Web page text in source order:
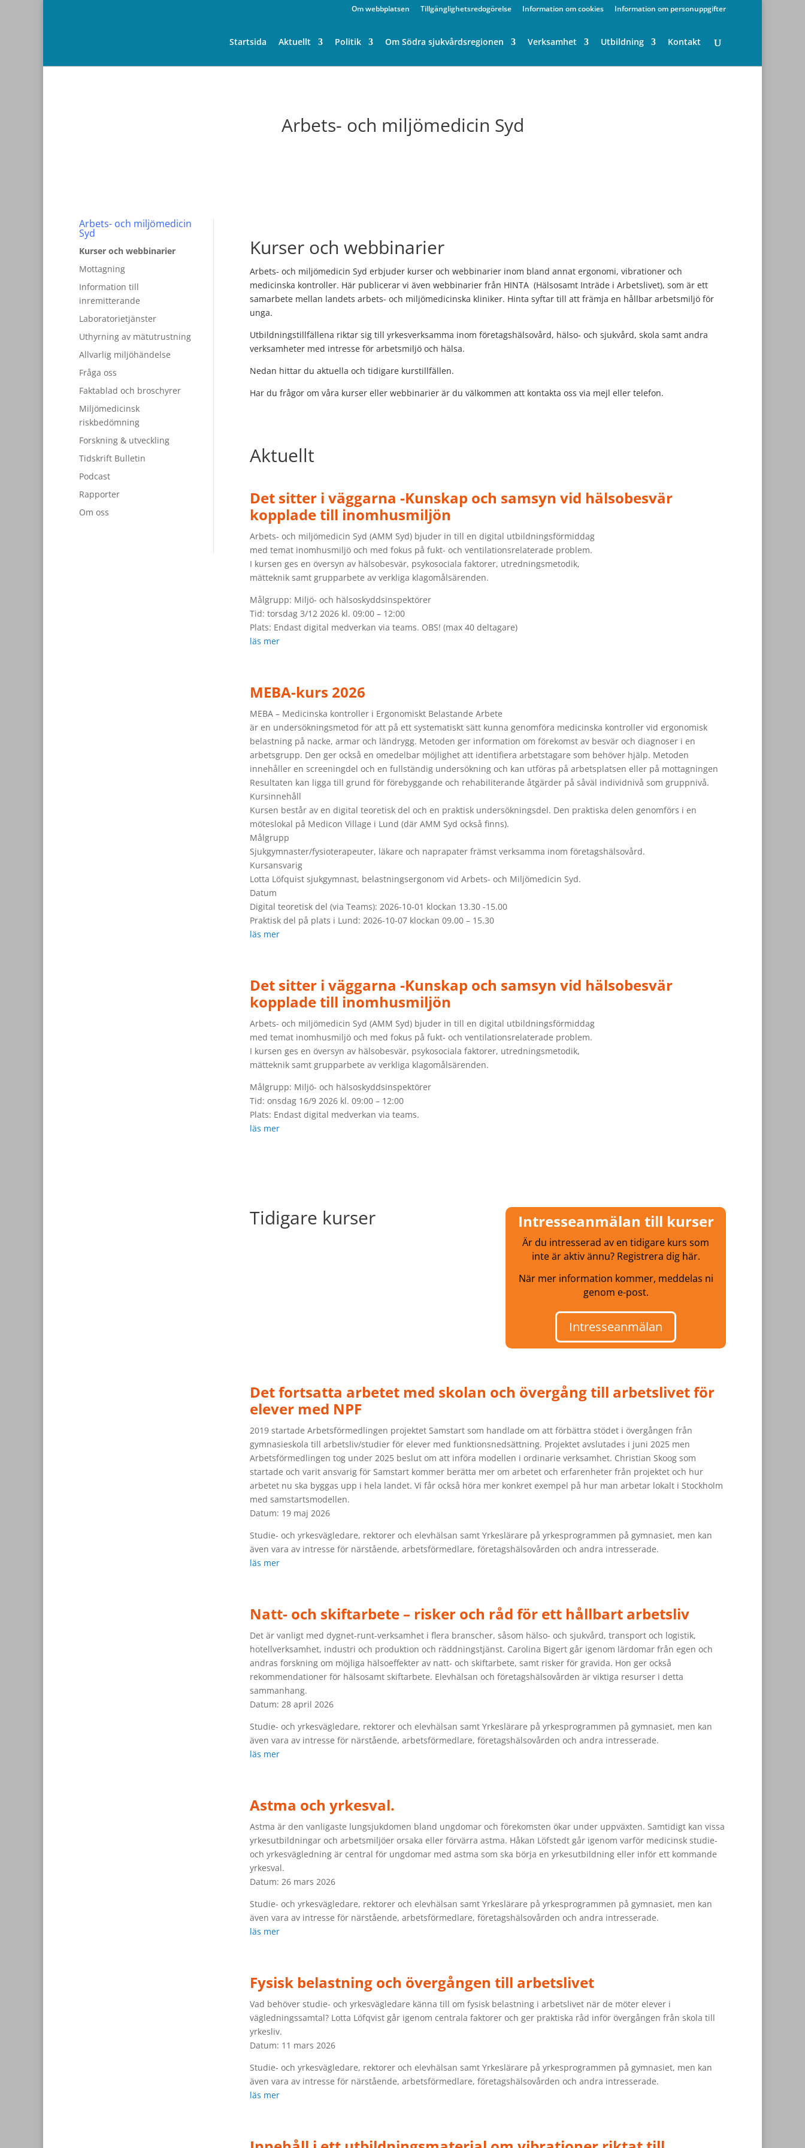
Om webbplatsen Tillgänglighetsredogörelse Information om cookies Information om personuppgifter
Startsida Aktuellt Politik Om Södra sjukvårdsregionen Verksamhet Utbildning Kontakt
Arbets- och miljömedicin Syd
Arbets- och miljömedicin
Syd
Kurser och webbinarier
Mottagning
Information till
inremitterande
Laboratorietjänster
Uthyrning av mätutrustning
Allvarlig miljöhändelse
Fråga oss
Faktablad och broschyrer
Miljömedicinsk
riskbedömning
Forskning & utveckling
Tidskrift Bulletin
Podcast
Rapporter
Om oss
Kurser och webbinarier
Arbets- och miljömedicin Syd erbjuder kurser och webbinarier inom bland annat ergonomi, vibrationer och
medicinska kontroller. Här publicerar vi även webbinarier från HINTA (Hälsosamt Inträde i Arbetslivet), som är ett
samarbete mellan landets arbets- och miljömedicinska kliniker. Hinta syftar till att främja en hållbar arbetsmiljö för
unga.
Utbildningstillfällena riktar sig till yrkesverksamma inom företagshälsovård, hälso- och sjukvård, skola samt andra
verksamheter med intresse för arbetsmiljö och hälsa.
Nedan hittar du aktuella och tidigare kurstillfällen.
Har du frågor om våra kurser eller webbinarier är du välkommen att kontakta oss via mejl eller telefon.
Aktuellt
Det sitter i väggarna -Kunskap och samsyn vid hälsobesvär
kopplade till inomhusmiljön
Arbets- och miljömedicin Syd (AMM Syd) bjuder in till en digital utbildningsförmiddag
med temat inomhusmiljö och med fokus på fukt- och ventilationsrelaterade problem.
I kursen ges en översyn av hälsobesvär, psykosociala faktorer, utredningsmetodik,
mätteknik samt grupparbete av verkliga klagomålsärenden.
Målgrupp: Miljö- och hälsoskyddsinspektörer
Tid: torsdag 3/12 2026 kl. 09:00 – 12:00
Plats: Endast digital medverkan via teams. OBS! (max 40 deltagare)
läs mer
MEBA-kurs 2026
MEBA – Medicinska kontroller i Ergonomiskt Belastande Arbete
är en undersökningsmetod för att på ett systematiskt sätt kunna genomföra medicinska kontroller vid ergonomisk
belastning på nacke, armar och ländrygg. Metoden ger information om förekomst av besvär och diagnoser i en
arbetsgrupp. Den ger också en omedelbar möjlighet att identifiera arbetstagare som behöver hjälp. Metoden
innehåller en screeningdel och en fullständig undersökning och kan utföras på arbetsplatsen eller på mottagningen
Resultaten kan ligga till grund för förebyggande och rehabiliterande åtgärder på såväl individnivå som gruppnivå.
Kursinnehåll
Kursen består av en digital teoretisk del och en praktisk undersökningsdel. Den praktiska delen genomförs i en
möteslokal på Medicon Village i Lund (där AMM Syd också finns).
Målgrupp
Sjukgymnaster/fysioterapeuter, läkare och naprapater främst verksamma inom företagshälsovård.
Kursansvarig
Lotta Löfquist sjukgymnast, belastningsergonom vid Arbets- och Miljömedicin Syd.
Datum
Digital teoretisk del (via Teams): 2026-10-01 klockan 13.30 -15.00
Praktisk del på plats i Lund: 2026-10-07 klockan 09.00 – 15.30
läs mer
Det sitter i väggarna -Kunskap och samsyn vid hälsobesvär
kopplade till inomhusmiljön
Arbets- och miljömedicin Syd (AMM Syd) bjuder in till en digital utbildningsförmiddag
med temat inomhusmiljö och med fokus på fukt- och ventilationsrelaterade problem.
I kursen ges en översyn av hälsobesvär, psykosociala faktorer, utredningsmetodik,
mätteknik samt grupparbete av verkliga klagomålsärenden.
Målgrupp: Miljö- och hälsoskyddsinspektörer
Tid: onsdag 16/9 2026 kl. 09:00 – 12:00
Plats: Endast digital medverkan via teams.
läs mer
Tidigare kurser Intresseanmälan till kurser
Är du intresserad av en tidigare kurs som
inte är aktiv ännu? Registrera dig här.
När mer information kommer, meddelas ni
genom e-post.
Intresseanmälan
Det fortsatta arbetet med skolan och övergång till arbetslivet för
elever med NPF
2019 startade Arbetsförmedlingen projektet Samstart som handlade om att förbättra stödet i övergången från
gymnasieskola till arbetsliv/studier för elever med funktionsnedsättning. Projektet avslutades i juni 2025 men
Arbetsförmedlingen tog under 2025 beslut om att införa modellen i ordinarie verksamhet. Christian Skoog som
startade och varit ansvarig för Samstart kommer berätta mer om arbetet och erfarenheter från projektet och hur
arbetet nu ska byggas upp i hela landet. Vi får också höra mer konkret exempel på hur man arbetar lokalt i Stockholm
med samstartsmodellen.
Datum: 19 maj 2026
Studie- och yrkesvägledare, rektorer och elevhälsan samt Yrkeslärare på yrkesprogrammen på gymnasiet, men kan
även vara av intresse för närstående, arbetsförmedlare, företagshälsovården och andra intresserade.
läs mer
Natt- och skiftarbete – risker och råd för ett hållbart arbetsliv
Det är vanligt med dygnet-runt-verksamhet i flera branscher, såsom hälso- och sjukvård, transport och logistik,
hotellverksamhet, industri och produktion och räddningstjänst. Carolina Bigert går igenom lärdomar från egen och
andras forskning om möjliga hälsoeffekter av natt- och skiftarbete, samt risker för gravida. Hon ger också
rekommendationer för hälsosamt skiftarbete. Elevhälsan och företagshälsovården är viktiga resurser i detta
sammanhang.
Datum: 28 april 2026
Studie- och yrkesvägledare, rektorer och elevhälsan samt Yrkeslärare på yrkesprogrammen på gymnasiet, men kan
även vara av intresse för närstående, arbetsförmedlare, företagshälsovården och andra intresserade.
läs mer
Astma och yrkesval.
Astma är den vanligaste lungsjukdomen bland ungdomar och förekomsten ökar under uppväxten. Samtidigt kan vissa
yrkesutbildningar och arbetsmiljöer orsaka eller förvärra astma. Håkan Löfstedt går igenom varför medicinsk studie-
och yrkesvägledning är central för ungdomar med astma som ska börja en yrkesutbildning eller inför ett kommande
yrkesval.
Datum: 26 mars 2026
Studie- och yrkesvägledare, rektorer och elevhälsan samt Yrkeslärare på yrkesprogrammen på gymnasiet, men kan
även vara av intresse för närstående, arbetsförmedlare, företagshälsovården och andra intresserade.
läs mer
Fysisk belastning och övergången till arbetslivet
Vad behöver studie- och yrkesvägledare känna till om fysisk belastning i arbetslivet när de möter elever i
vägledningssamtal? Lotta Löfqvist går igenom centrala faktorer och ger praktiska råd inför övergången från skola till
yrkesliv.
Datum: 11 mars 2026
Studie- och yrkesvägledare, rektorer och elevhälsan samt Yrkeslärare på yrkesprogrammen på gymnasiet, men kan
även vara av intresse för närstående, arbetsförmedlare, företagshälsovården och andra intresserade.
läs mer